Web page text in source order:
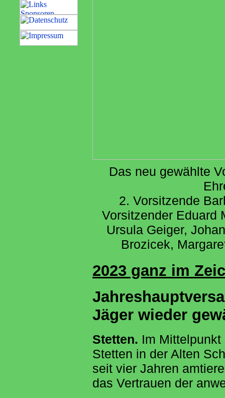
Das neu gewählte
2. Vorsitzende
Vorsitzender Eduard
Ursula Geiger,
Brozicek,
2023 ganz im
Jäger wieder
Stetten. Im
Stetten in der Alten
seit vier Jahren
das Vertrauen der